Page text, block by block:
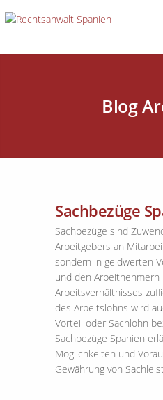
Blog
Sachbezüge
Sachbezüge sind
Arbeitgebers an
sondern in geldwerten
und den Arbeitnehmern
Arbeitsverhältnisses
des Arbeitslohns wird
Vorteil oder Sachlohn
Sachbezüge Spanien
Möglichkeiten und
Gewährung von